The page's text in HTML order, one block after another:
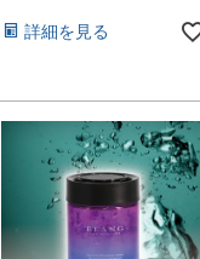
詳細を見る